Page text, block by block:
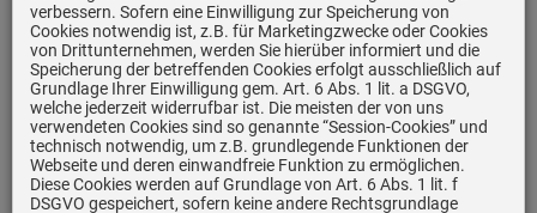
EAN:8017709290832
verbessern. Sofern eine Einwilligung zur Speicherung von
Cookies notwendig ist, z.B. für Marketingzwecke oder Cookies
von Drittunternehmen, werden Sie hierüber informiert und die
Speicherung der betreffenden Cookies erfolgt ausschließlich auf
Grundlage Ihrer Einwilligung gem. Art. 6 Abs. 1 lit. a DSGVO,
welche jederzeit widerrufbar ist. Die meisten der von uns
verwendeten Cookies sind so genannte “Session-Cookies” und
technisch notwendig, um z.B. grundlegende Funktionen der
Webseite und deren einwandfreie Funktion zu ermöglichen.
Diese Cookies werden auf Grundlage von Art. 6 Abs. 1 lit. f
DSGVO gespeichert, sofern keine andere Rechtsgrundlage